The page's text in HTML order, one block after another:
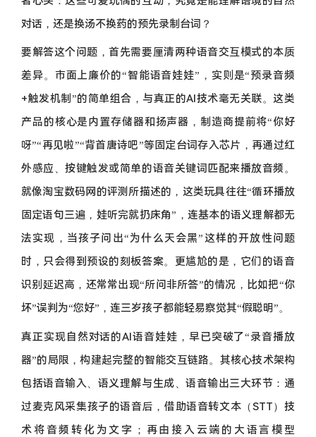
对话，还是换汤不换药的预先录制台词？
要解答这个问题，首先需要厘清两种语音交互模式的本质
差异。市面上廉价的“智能语音娃娃”，实则是“预录音频
+触发机制”的简单组合，与真正的AI技术毫无关联。这类
产品的核心是内置存储器和扬声器，制造商提前将“你好
呀”“再见啦”“背首唐诗吧”等固定台词存入芯片，再通过红
外感应、按键触发或简单的语音关键词匹配来播放音频。
就像淘宝数码网的评测所描述的，这类玩具往往“循环播放
固定语句三遍，娃听完就扔床角”，连基本的语义理解都无
法实现，当孩子问出“为什么天会黑”这样的开放性问题
时，只会得到预设的刻板答案。更尴尬的是，它们的语音
识别延迟高，还常常出现“所问非所答”的情况，比如把“你
坏”误判为“您好”，连三岁孩子都能轻易察觉其“假聪明”。
真正实现自然对话的AI语音娃娃，早已突破了“录音播放
器”的局限，构建起完整的智能交互链路。其核心技术架构
包括语音输入、语义理解与生成、语音输出三大环节：通
过麦克风采集孩子的语音后，借助语音转文本（STT）技
术将音频转化为文字；再由接入云端的大语言模型